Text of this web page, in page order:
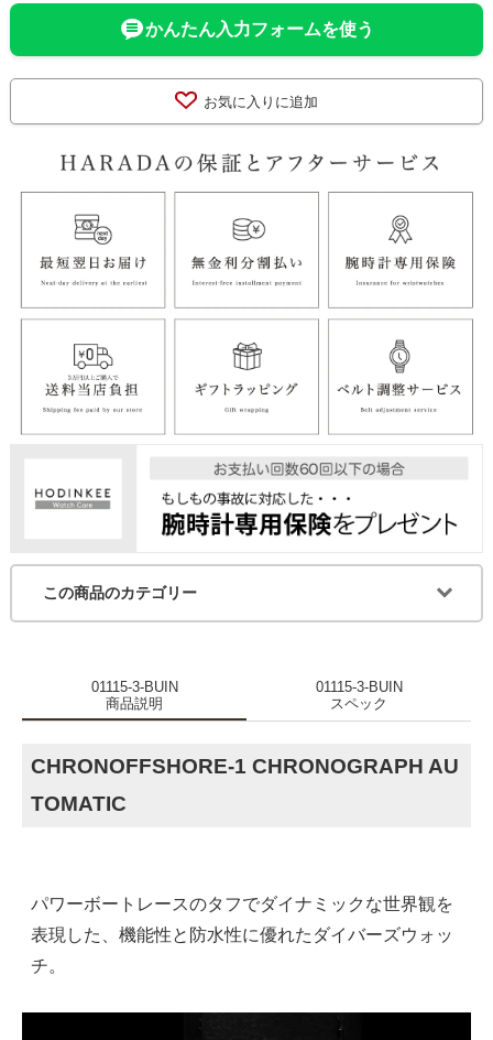
かんたん入力フォームを使う
お気に入りに追加
この商品のカテゴリー
01115-3-BUIN
商品説明
01115-3-BUIN
スペック
CHRONOFFSHORE-1 CHRONOGRAPH AU
TOMATIC
パワーボートレースのタフでダイナミックな世界観を
表現した、機能性と防水性に優れたダイバーズウォッ
チ。